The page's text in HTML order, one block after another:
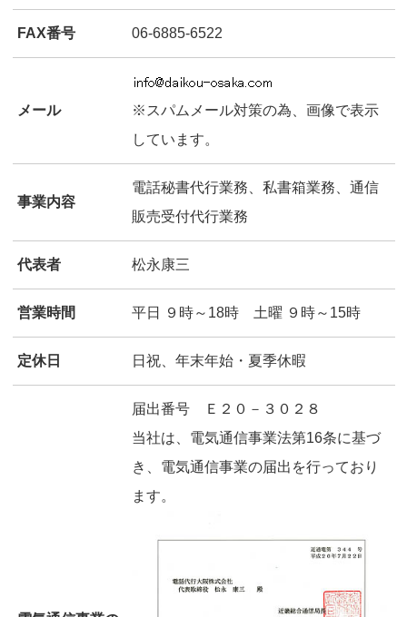
FAX番号 06-6885-6522
メール
※スパムメール対策の為、画像で表示
しています。
事業内容
電話秘書代行業務、私書箱業務、通信
販売受付代行業務
代表者 松永康三
営業時間 平日 ９時～18時 土曜 ９時～15時
定休日 日祝、年末年始・夏季休暇
届出番号 Ｅ２０－３０２８
当社は、電気通信事業法第16条に基づ
き、電気通信事業の届出を行っており
ます。